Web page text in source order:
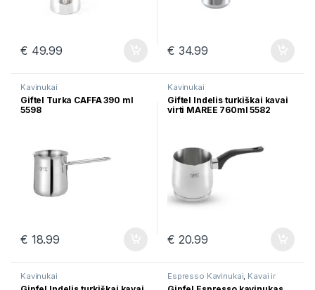
€ 49.99 € 34.99
Kavinukai
Giftel Turka CAFFA 390 ml
5598
€ 18.99
Kavinukai
Giftel Indelis turkiškai kavai
virti MAREE 760ml 5582
€ 20.99
Kavinukai Espresso Kavinukai, Kavai ir
Arbatai